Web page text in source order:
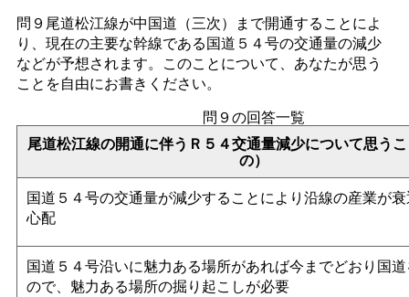
問９尾道松江線が中国道（三次）まで開通することによ
り、現在の主要な幹線である国道５４号の交通量の減少
などが予想されます。このことについて、あなたが思う
ことを自由にお書きください。
尾道松江線の開通に伴うＲ５４交通量減少について思う
の）
問９の回答一覧
国道５４号の交通量が減少することにより沿線の産業が
心配
国道５４号沿いに魅力ある場所があれば今までどおり国
ので、魅力ある場所の掘り起こしが必要